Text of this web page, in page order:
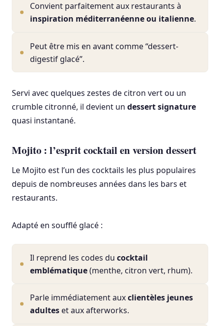
Convient parfaitement aux restaurants à
inspiration méditerranéenne ou italienne.
Peut être mis en avant comme “dessert-
digestif glacé”.
Servi avec quelques zestes de citron vert ou un
crumble citronné, il devient un dessert signature
quasi instantané.
Mojito : l’esprit cocktail en version dessert
Le Mojito est l’un des cocktails les plus populaires
depuis de nombreuses années dans les bars et
restaurants.
Adapté en soufflé glacé :
Il reprend les codes du cocktail
emblématique(menthe, citron vert, rhum).
Parle immédiatement auxclientèles jeunes
adultes et aux afterworks.